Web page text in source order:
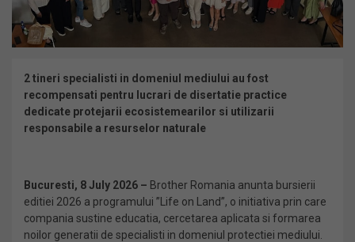
2 tineri specialisti in domeniul mediului au fost
recompensati pentru lucrari de disertatie practice
dedicate protejarii ecosistemearilor si utilizarii
responsabile a resurselor naturale
Bucuresti, 8 July 2026 – Brother Romania anunta bursierii
editiei 2026 a programului ”Life on Land”, o initiativa prin care
compania sustine educatia, cercetarea aplicata si formarea
noilor generatii de specialisti in domeniul protectiei mediului.